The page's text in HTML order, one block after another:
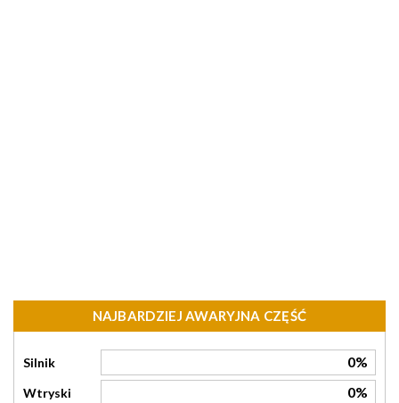
NAJBARDZIEJ AWARYJNA CZĘŚĆ
Silnik 0%
Wtryski 0%